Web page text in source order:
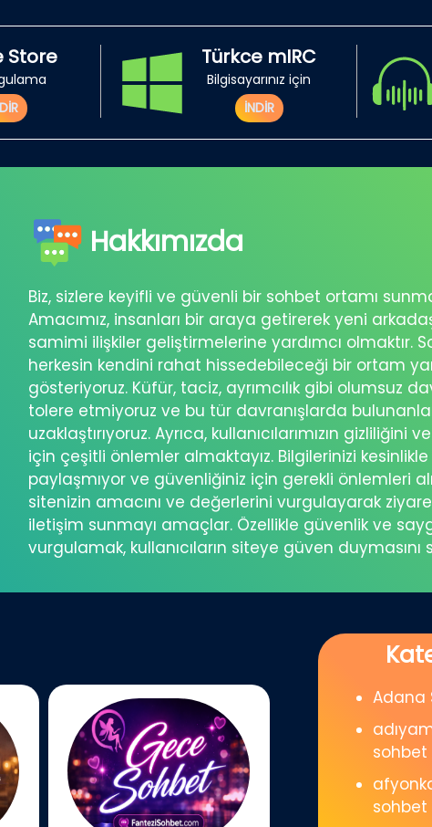
Store Türkce mIRC
Bilgisayarınız için
İNDİR
Hakkımızda
Biz, sizlere keyifli ve güvenli bir sohbet ortamı
Amacımız, insanları bir araya getirerek yeni
samimi ilişkiler geliştirmelerine yardımcı olmaktır.
herkesin kendini rahat hissedebileceği bir ortam
gösteriyoruz. Küfür, taciz, ayrımcılık gibi olumsuz
tolere etmiyoruz ve bu tür davranışlarda
uzaklaştırıyoruz. Ayrıca, kullanıcılarımızın
için çeşitli önlemler almaktayız. Bilgilerinizi
paylaşmıyor ve güvenliğiniz için gerekli önlemleri
sitenizin amacını ve değerlerini vurgulayarak
iletişim sunmayı amaçlar. Özellikle güvenlik ve
vurgulamak, kullanıcıların siteye güven duymasını
Adana
sohbet
sohbet